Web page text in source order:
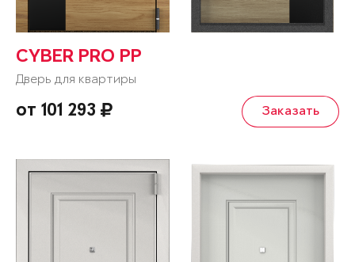
CYBER PRO PP
Дверь для квартиры
от 101 293 Заказать